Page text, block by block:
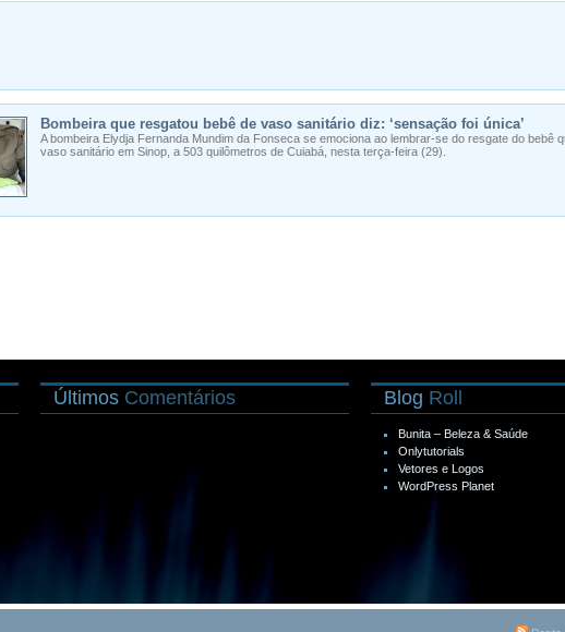
Bombeira que resgatou bebê de vaso sanitário diz: ‘sensação foi única’
A bombeira Elydja Fernanda Mundim da Fonseca se emociona ao lembrar-se do resgate do bebê
vaso sanitário em Sinop, a 503 quilômetros de Cuiabá, nesta terça-feira (29).
Últimos Comentários Blog Roll
Bunita – Beleza & Saúde
Onlytutorials
Vetores e Logos
WordPress Planet